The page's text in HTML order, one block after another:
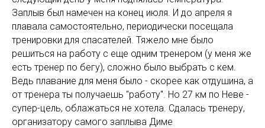
Заплыв был намечен на конец июля. И до апреля я
плавала самостоятельно, периодически посещала
тренировки для спасателей. Тяжело мне было
решиться на работу с еще одним тренером (у меня же
есть тренер по бегу), сложно было выбрать с кем.
Ведь плавание для меня было - скорее как отдушина, а
от тренера ты получаешь "работу". Но 27 км по Неве -
супер-цель, облажаться не хотела. Сдалась тренеру,
организатору самого заплыва Диме